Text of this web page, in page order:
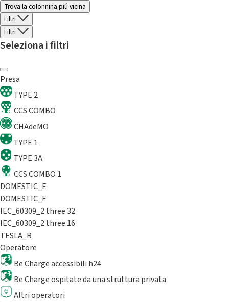
Trova la colonnina piú vicina
Filtri
Filtri
Seleziona i filtri
Presa
TYPE 2
CCS COMBO
CHAdeMO
TYPE 1
TYPE 3A
CCS COMBO 1
DOMESTIC_E
DOMESTIC_F
IEC_60309_2 three 32
IEC_60309_2 three 16
TESLA_R
Operatore
Be Charge accessibili h24
Be Charge ospitate da una struttura privata
Altri operatori